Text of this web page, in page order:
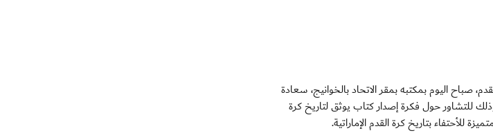
لكرة القدم، صباح اليوم بمكتبه بمقر الاتحاد بالخوانيج، سعادة
للتشاور حول فكرة إصدار كتاب يوثق لتاريخ كرة
للأحتفاء بتاريخ كرة القدم الإماراتية.